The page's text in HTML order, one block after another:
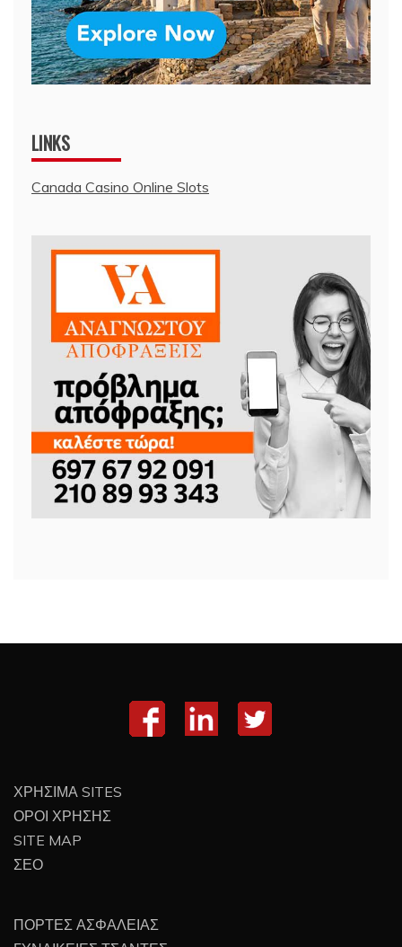
LINKS
Canada Casino Online Slots
ΧΡΗΣΙΜΑ SITES
ΟΡΟΙ ΧΡΗΣΗΣ
SITE MAP
ΣΕΟ
ΠΟΡΤΕΣ ΑΣΦΑΛΕΙΑΣ